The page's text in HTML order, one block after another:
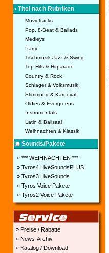
• Titel nach Rubriken
Movietracks
Pop, 8-Beat & Ballads
Medleys
Party
Tischmusik Jazz & Swing
Top Hits & Hitparade
Country & Rock
Schlager & Volksmusik
Stimmung & Karneval
Oldies & Evergreens
Instrumentals
Latin & Ballsaal
Weihnachten & Klassik
Sounds/Pakete
» *** WEIHNACHTEN ***
» Tyros4 LiveSoundsPLUS
» Tyros3 LiveSounds
» Tyros Voice Pakete
» Tyros2 Voice Pakete
» Preise / Rabatte
» News-Archiv
» Katalog / Download